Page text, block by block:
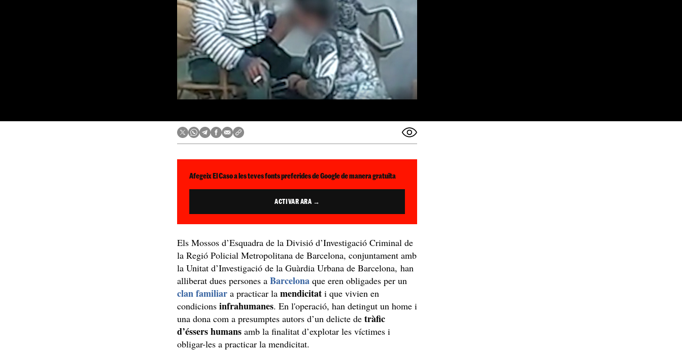
Afegeix El Caso a les teves fonts preferides de Google de manera gratuïta
ACTIVAR ARA →
Els Mossos d’Esquadra de la Divisió d’Investigació Criminal de
la Regió Policial Metropolitana de Barcelona, conjuntament amb
la Unitat d’Investigació de la Guàrdia Urbana de Barcelona, han
alliberat dues persones a Barcelona que eren obligades per un
clan familiar a practicar lamendicitati que vivien en
condicionsinfrahumanes. En l'operació, han detingut un home i
una dona com a presumptes autors d’un delicte de tràfic
d’éssers humans amb la finalitat d’explotar les víctimes i
obligar-les a practicar la mendicitat.